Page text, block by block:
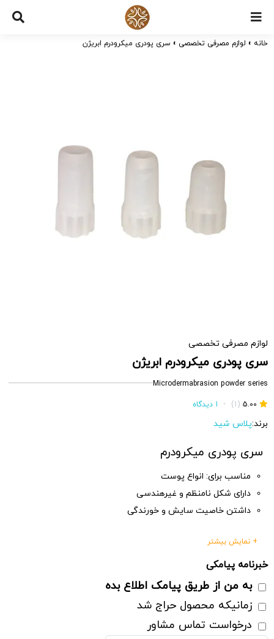
Skip
content
خانه » لوازم مصرفی تخصصی » سری پودری میکرودرم ابریژن
لوازم مصرفی تخصصی
سری پودری میکرودرم ابریژن
Microdermabrasion powder series
5.00
(1)
• 1 دیدگاه
برند:پلاس شید
سری پودری میکرودرم
مناسب برای: انواع پوست
دارای شکل نامنظم و غیرهندسی
داشتن خاصیت سایش و خورندگی
+ نمایش بیشتر
خبرنامه پیامکی
به من از طریق پیامک اطلاع بده
زمانیکه محصول حراج شد
درخواست تماس مشاور